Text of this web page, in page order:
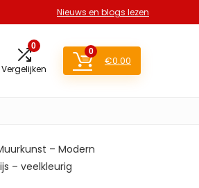
Nieuws en blogs lezen
0
Vergelijken
0
€0.00
– Modern
– veelkleurig